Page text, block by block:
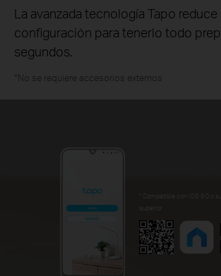
La avanzada tecnología Tapo
configuración para tenerlo todo
segundos.
*No se requiere accesorios externos
* Compatible con iOS 9.0 o
superior